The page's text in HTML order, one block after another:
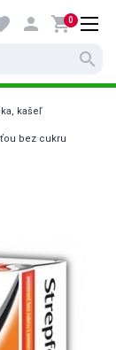
search
person shopping_cart0
kašeľ
bez cukru